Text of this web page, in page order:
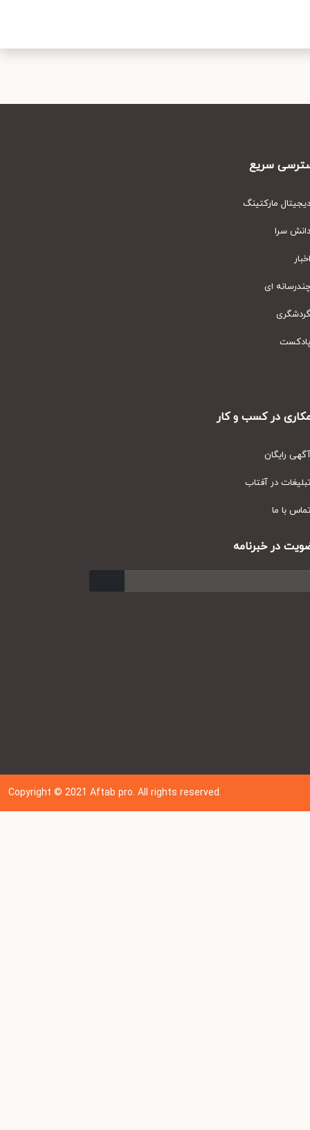
سریع
مارکتینگ
سرا
ای
در کسب و کار
رایگان
در آفتاب
با ما
در خبرنامه
Copyright © 202 1Aftab pro. All rights reserved.